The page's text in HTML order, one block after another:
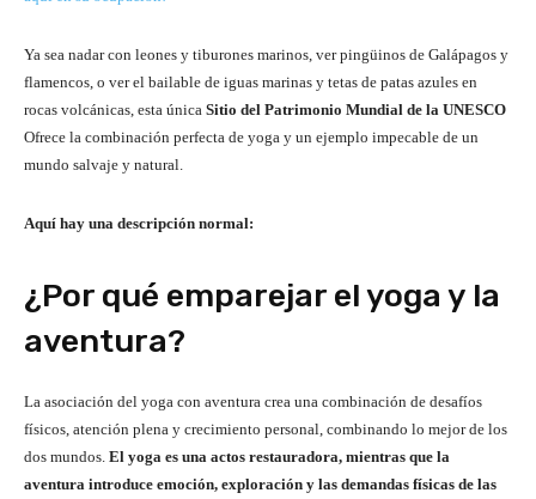
Ya sea nadar con leones y tiburones marinos, ver pingüinos de Galápagos y
flamencos, o ver el bailable de iguas marinas y tetas de patas azules en
rocas volcánicas, esta única Sitio del Patrimonio Mundial de la UNESCO
Ofrece la combinación perfecta de yoga y un ejemplo impecable de un
mundo salvaje y natural.
Aquí hay una descripción normal:
¿Por qué emparejar el yoga y la
aventura?
La asociación del yoga con aventura crea una combinación de desafíos
físicos, atención plena y crecimiento personal, combinando lo mejor de los
dos mundos. El yoga es una actos restauradora, mientras que la
aventura introduce emoción, exploración y las demandas físicas de las